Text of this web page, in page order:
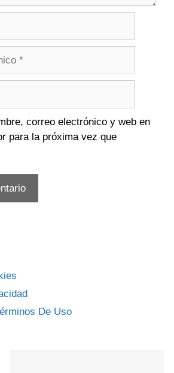
correo electrónico y web en
para la próxima vez que
De Uso